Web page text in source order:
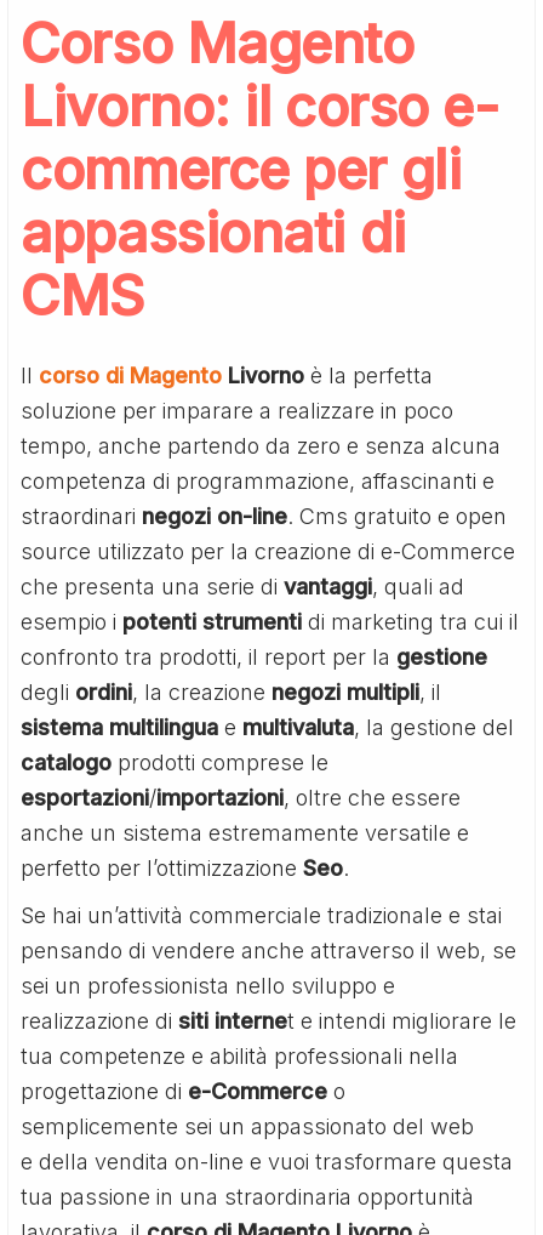
Corso Magento
Livorno: il corso e-
commerce per gli
appassionati di
CMS
Il corso di Magento Livorno è la perfetta
soluzione per imparare a realizzare in poco
tempo, anche partendo da zero e senza alcuna
competenza di programmazione, affascinanti e
straordinari negozi on-line. Cms gratuito e open
source utilizzato per la creazione di e-Commerce
che presenta una serie divantaggi, quali ad
esempio i potenti strumenti di marketing tra cui il
confronto tra prodotti, il report per la gestione
degli ordini, la creazione negozi multipli, il
sistema multilingua e multivaluta, la gestione del
catalogo prodotti comprese le
esportazioni/importazioni, oltre che essere
anche un sistema estremamente versatile e
perfetto per l’ottimizzazioneSeo.
Se hai un’attività commerciale tradizionale e stai
pensando di vendere anche attraverso il web, se
sei un professionista nello sviluppo e
realizzazione disiti internet e intendi migliorare le
tua competenze e abilità professionali nella
progettazione di e-Commerce o
semplicemente sei un appassionato del web
e della vendita on-line e vuoi trasformare questa
tua passione in una straordinaria opportunità